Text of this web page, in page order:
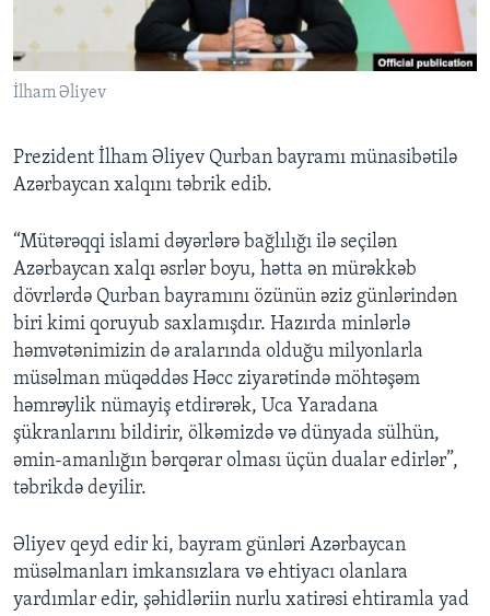
BIZI IZLƏYIN
Dillər
İlham Əliyev
Prezident İlham Əliyev Qurban bayramı münasibətilə
Azərbaycan xalqını təbrik edib.
“Mütərəqqi islami dəyərlərə bağlılığı ilə seçilən
Azərbaycan xalqı əsrlər boyu, hətta ən mürəkkəb
dövrlərdə Qurban bayramını özünün əziz günlərindən
biri kimi qoruyub saxlamışdır. Hazırda minlərlə
həmvətənimizin də aralarında olduğu milyonlarla
müsəlman müqəddəs Həcc ziyarətində möhtəşəm
həmrəylik nümayiş etdirərək, Uca Yaradana
şükranlarını bildirir, ölkəmizdə və dünyada sülhün,
əmin-amanlığın bərqərar olması üçün dualar edirlər”,
təbrikdə deyilir.
Əliyev qeyd edir ki, bayram günləri Azərbaycan
müsəlmanları imkansızlara və ehtiyacı olanlara
yardımlar edir, şəhidləriin nurlu xatirəsi ehtiramla yad